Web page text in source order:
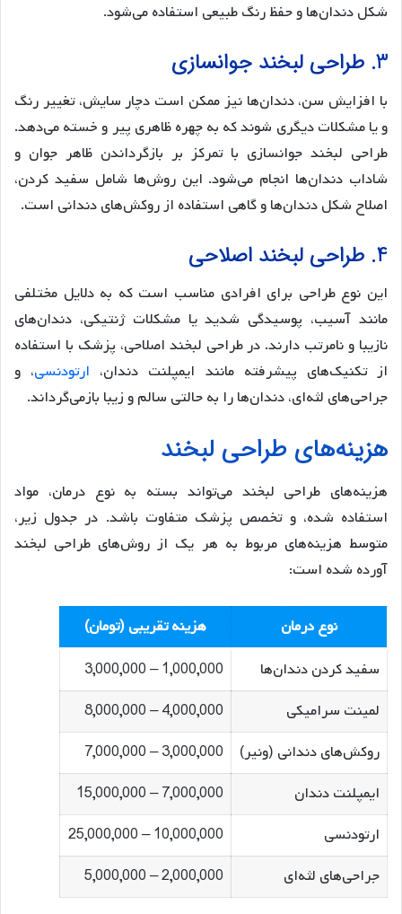
شکل دندان‌ها و حفظ رنگ طبیعی استفاده می‌شود.
3. طراحی لبخند جوانسازی
با افزایش سن، دندان‌ها نیز ممکن است دچار سایش، تغییر رنگ
و یا مشکلات دیگری شوند که به چهره ظاهری پیر و خسته می‌دهد.
طراحی لبخند جوانسازی با تمرکز بر بازگرداندن ظاهر جوان و
شاداب دندان‌ها انجام می‌شود. این روش‌ها شامل سفید کردن،
اصلاح شکل دندان‌ها و گاهی استفاده از روکش‌های دندانی است.
4. طراحی لبخند اصلاحی
این نوع طراحی برای افرادی مناسب است که به دلایل مختلفی
مانند آسیب، پوسیدگی شدید یا مشکلات ژنتیکی، دندان‌های
نازیبا و نامرتب دارند. در طراحی لبخند اصلاحی، پزشک با استفاده
از تکنیک‌های پیشرفته مانند ایمپلنت دندان، ارتودنسی، و
جراحی‌های لثه‌ای، دندان‌ها را به حالتی سالم و زیبا بازمی‌گرداند.
هزینه‌های طراحی لبخند
هزینه‌های طراحی لبخند می‌تواند بسته به نوع درمان، مواد
استفاده شده، و تخصص پزشک متفاوت باشد. در جدول زیر،
متوسط هزینه‌های مربوط به هر یک از روش‌های طراحی لبخند
آورده شده است:
نوع درمان
هزینه تقریبی (تومان)
سفید کردن دندان‌ها
1,000,000 – 3,000,000
لمینت سرامیکی
4,000,000 – 8,000,000
روکش‌های دندانی (ونیر)
3,000,000 – 7,000,000
ایمپلنت دندان
7,000,000 – 15,000,000
ارتودنسی
10,000,000 – 25,000,000
جراحی‌های لثه‌ای
2,000,000 – 5,000,000